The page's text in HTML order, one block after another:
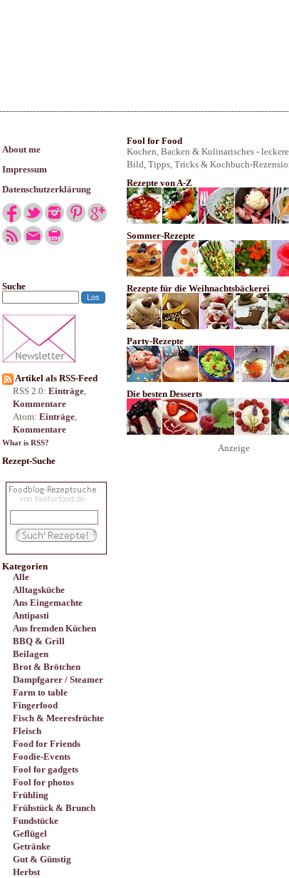
About me
Impressum
Datenschutzerklärung
Suche
Artikel als RSS-Feed
RSS 2.0: Einträge,
Kommentare
Atom: Einträge,
Kommentare
What is RSS?
Rezept-Suche
Kategorien
Alle
Alltagsküche
Ans Eingemachte
Antipasti
Aus fremden Küchen
BBQ & Grill
Beilagen
Brot & Brötchen
Dampfgarer / Steamer
Farm to table
Fingerfood
Fisch & Meeresfrüchte
Fleisch
Food for Friends
Foodie-Events
Fool for gadgets
Fool for photos
Frühling
Frühstück & Brunch
Fundstücke
Geflügel
Getränke
Gut & Günstig
Herbst
Fool for Food
Kochen, Backen & Kulinarisches -
Bild, Tipps, Tricks & Kochbuch-
Rezepte von A-Z
Sommer-Rezepte
Rezepte für die Weihnachtsbäckerei
Party-Rezepte
Die besten Desserts
Anzeige